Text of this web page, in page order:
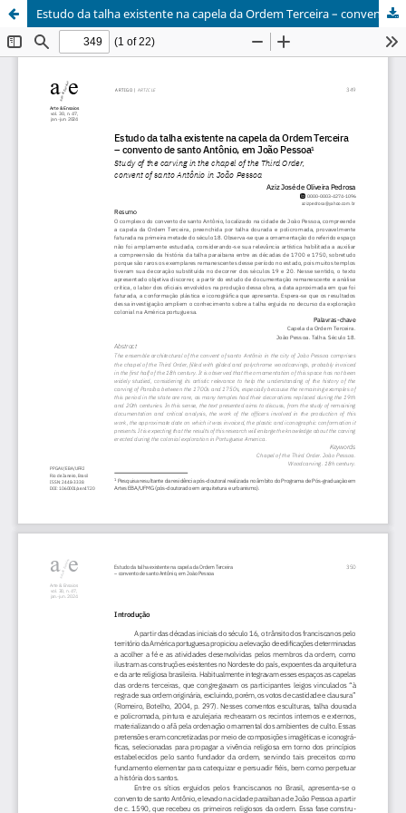
Estudo da talha existente na capela da Ordem Terceira – convento de santo Antônio, em João Pessoa